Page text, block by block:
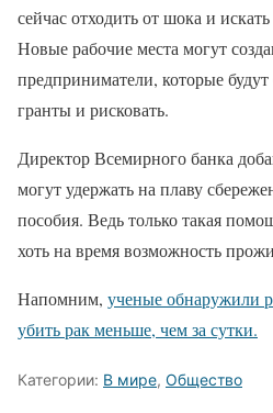
сейчас отходить от шока и
Новые рабочие места могут
предприниматели, которые
гранты и рисковать.
Директор Всемирного банка
могут удержать на плаву
пособия. Ведь только такая
хоть на время возможность
Напомним, ученые обнаружили
убить рак меньше, чем за сутки.
Категории: В мире, Общество